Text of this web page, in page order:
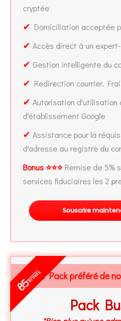
cryptée
✔ Domiciliation acceptée
✔ Accès direct à un
✔ Gestion intelligente du
✔ Redirection courrier.
✔ Autorisation d'utilisation
d'établissement Google
✔ Assistance pour la
d'adresse au registre du
Bonus ⭐⭐⭐Remise de 5%
services fiduciaires les 2
Souscrire
Le Pack préféré de
Pack
85fr/mois